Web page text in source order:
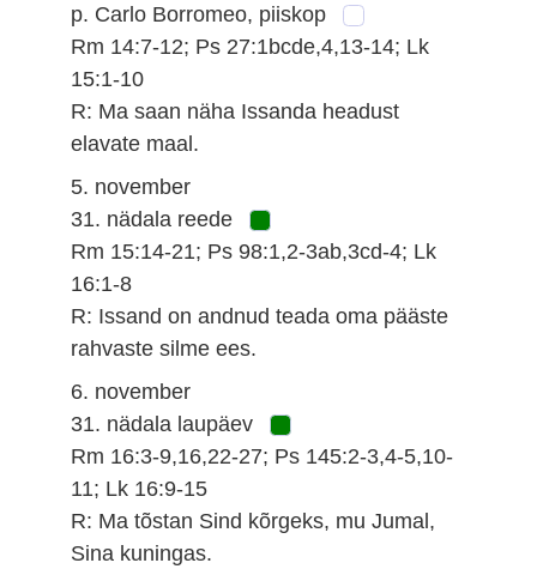
p. Carlo Borromeo, piiskop
Rm 14:7-12; Ps 27:1bcde,4,13-14; Lk
15:1-10
R: Ma saan näha Issanda headust
elavate maal.
5. november
31. nädala reede
Rm 15:14-21; Ps 98:1,2-3ab,3cd-4; Lk
16:1-8
R: Issand on andnud teada oma pääste
rahvaste silme ees.
6. november
31. nädala laupäev
Rm 16:3-9,16,22-27; Ps 145:2-3,4-5,10-
11; Lk 16:9-15
R: Ma tõstan Sind kõrgeks, mu Jumal,
Sina kuningas.